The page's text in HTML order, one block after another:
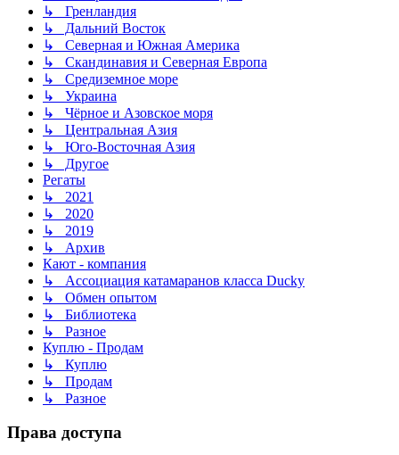
↳ Гренландия
↳ Дальний Восток
↳ Северная и Южная Америка
↳ Скандинавия и Северная Европа
↳ Средиземное море
↳ Украина
↳ Чёрное и Азовское моря
↳ Центральная Азия
↳ Юго-Восточная Азия
↳ Другое
Регаты
↳ 2021
↳ 2020
↳ 2019
↳ Архив
Кают - компания
↳ Ассоциация катамаранов класса Ducky
↳ Обмен опытом
↳ Библиотека
↳ Разное
Куплю - Продам
↳ Куплю
↳ Продам
↳ Разное
Права доступа